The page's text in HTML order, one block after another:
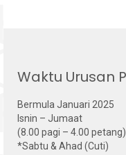
Waktu Urusan
Bermula Januari 2025
Isnin – Jumaat
(8.00 pagi – 4.00 petang)
*Sabtu & Ahad (Cuti)